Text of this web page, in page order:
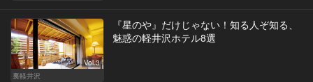
Vol.3
裏軽井沢
『星のや』だけじゃない！知る人ぞ知る、
魅惑の軽井沢ホテル8選